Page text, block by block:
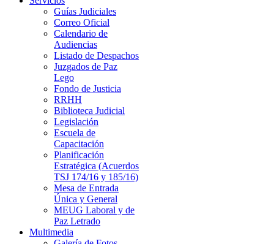
Guías Judiciales
Correo Oficial
Calendario de
Audiencias
Listado de Despachos
Juzgados de Paz
Lego
Fondo de Justicia
RRHH
Biblioteca Judicial
Legislación
Escuela de
Capacitación
Planificación
Estratégica (Acuerdos
TSJ 174/16 y 185/16)
Mesa de Entrada
Única y General
MEUG Laboral y de
Paz Letrado
Multimedia